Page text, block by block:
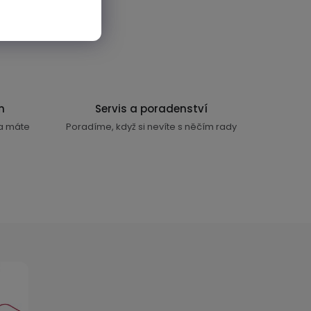
máte
Servis a poradenství
Poradíme, když si nevíte s něčím rady